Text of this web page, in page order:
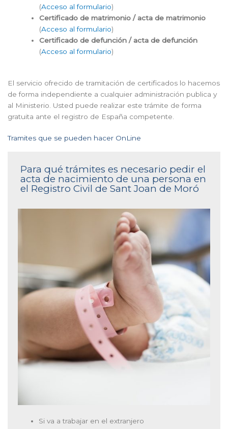
(Acceso al formulario)
Certificado de matrimonio / acta de matrimonio
(Acceso al formulario)
Certificado de defunción / acta de defunción
(Acceso al formulario)
El servicio ofrecido de tramitación de certificados lo hacemos
de forma independiente a cualquier administración publica y
al Ministerio. Usted puede realizar este trámite de forma
gratuita ante el registro de España competente.
Tramites que se pueden hacer OnLine
Para qué trámites es necesario pedir el
acta de nacimiento de una persona en
el Registro Civil de Sant Joan de Moró
Si va a trabajar en el extranjero